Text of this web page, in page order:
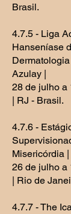
Brasil.
4.7.5 - Liga
Hanseníase
Azulay |
28 de julho a
| RJ - Brasil.
4.7.6 -
Misericórdia |
26 de julho a
| Rio de
4.7.7 - The